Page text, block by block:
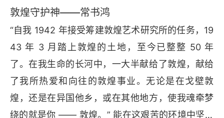
三 战风沙 筑围墙
四 乐在苦中
第五章 艰难岁月
二 苦度难关
敦煌守护神——常书鸿
“自我 1942 年接受筹建敦煌艺术研究所的任务，19
43 年 3 月踏上敦煌的土地，至今已整整 50 年
了。在我生命的长河中，一大半献给了敦煌，献给
了我所热爱和向往的敦煌事业。无论是在戈壁敦
煌，还是在异国他乡，或在其他地方，使我魂牵梦
绕的就是你 —— 敦煌。” 能在这艰苦的环境中坚持